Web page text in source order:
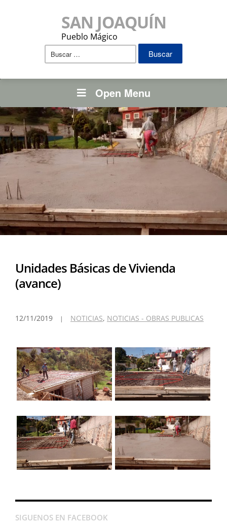
SAN JOAQUÍN
Pueblo Mágico
Buscar:
Open Menu
Unidades Básicas de Vivienda
(avance)
12/11/2019 NOTICIAS, NOTICIAS - OBRAS PUBLICAS
SIGUENOS EN FACEBOOK